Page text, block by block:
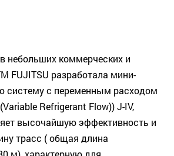
небольших коммерческих и
FUJITSU разработала мини-
систему с переменным расходом
Refrigerant Flow)) J-IV,
высочайшую эффективность и
трасс ( общая длина